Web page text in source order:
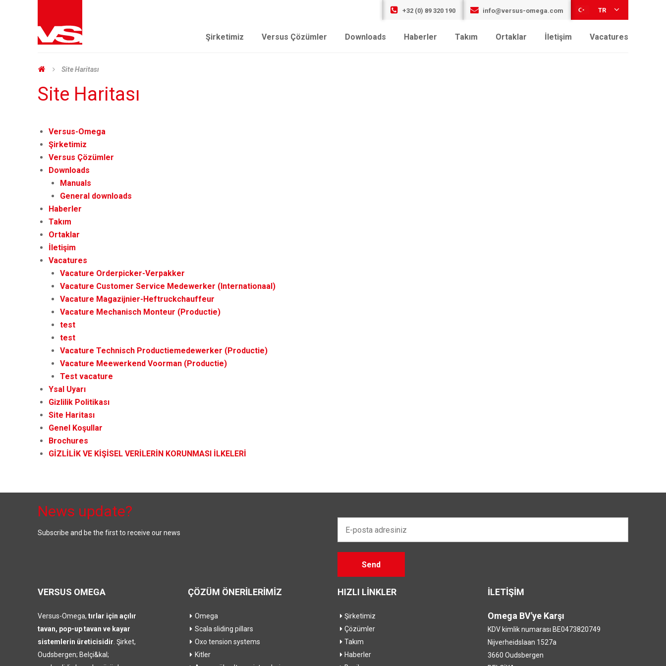
+32 (0) 89 320 190 info@versus-omega.com TR
Şirketimiz Versus Çözümler Downloads Haberler Takım Ortaklar İletişim Vacatures
Site Haritası
Site Haritası
Versus-Omega
Şirketimiz
Versus Çözümler
Downloads
Manuals
General downloads
Haberler
Takım
Ortaklar
İletişim
Vacatures
Vacature Orderpicker-Verpakker
Vacature Customer Service Medewerker (Internationaal)
Vacature Magazijnier-Heftruckchauffeur
Vacature Mechanisch Monteur (Productie)
test
test
Vacature Technisch Productiemedewerker (Productie)
Vacature Meewerkend Voorman (Productie)
Test vacature
Ysal Uyarı
Gizlilik Politikası
Site Haritası
Genel Koşullar
Brochures
GİZLİLİK VE KİŞİSEL VERİLERİN KORUNMASI İLKELERİ
News update?
Subscribe and be the first to receive our news
posta
adresiniz*
dit veld
leeg te
laten
Send
VERSUS OMEGA
Versus-Omega, tırlar için açılır
tavan, pop-up tavan ve kayar
sistemlerin üreticisidir . Şirket,
Oudsbergen; Belçi&kal;
ÇÖZÜM ÖNERİLERİMİZ
Omega
Scala sliding pillars
Oxo tension systems
Kitler
HIZLI LİNKLER
Şirketimiz
Çözümler
Takım
Haberler
İLETİŞİM
Omega BV'ye Karşı
KDV kimlik numarası BE0473820749
Nijverheidslaan 1527a
3660 Oudsbergen